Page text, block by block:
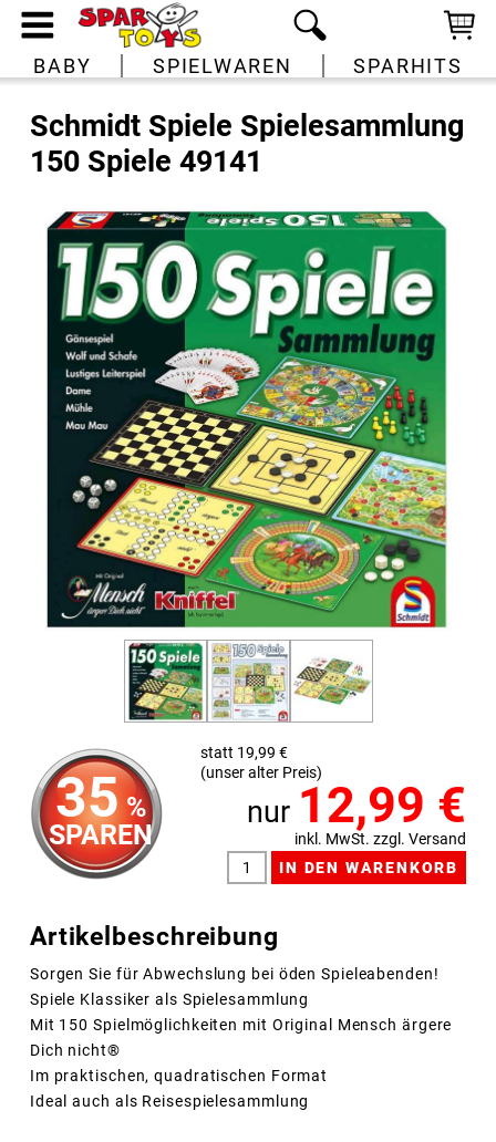
BABY SPIELWAREN SPARHITS
Schmidt Spiele Spielesammlung
150 Spiele 49141
35 %
SPAREN
statt 19,99 €
(unser alter Preis)
nur 12,99 €
inkl. MwSt. zzgl. Versand
Artikelbeschreibung
Sorgen Sie für Abwechslung bei öden Spieleabenden!
Spiele Klassiker als Spielesammlung
Mit 150 Spielmöglichkeiten mit Original Mensch ärgere
Dich nicht®
Im praktischen, quadratischen Format
Ideal auch als Reisespielesammlung